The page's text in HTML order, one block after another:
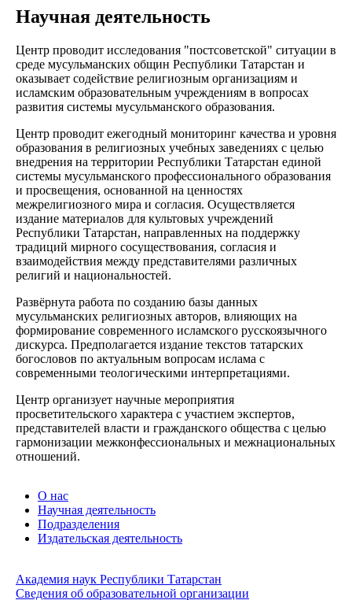
Научная деятельность
Центр проводит исследования "постсоветской" ситуации в
среде мусульманских общин Республики Татарстан и
оказывает содействие религиозным организациям и
исламским образовательным учреждениям в вопросах
развития системы мусульманского образования.
Центр проводит ежегодный мониторинг качества и уровня
образования в религиозных учебных заведениях с целью
внедрения на территории Республики Татарстан единой
системы мусульманского профессионального образования
и просвещения, основанной на ценностях
межрелигиозного мира и согласия. Осуществляется
издание материалов для культовых учреждений
Республики Татарстан, направленных на поддержку
традиций мирного сосуществования, согласия и
взаимодействия между представителями различных
религий и национальностей.
Развёрнута работа по созданию базы данных
мусульманских религиозных авторов, влияющих на
формирование современного исламского русскоязычного
дискурса. Предполагается издание текстов татарских
богословов по актуальным вопросам ислама с
современными теологическими интерпретациями.
Центр организует научные мероприятия
просветительского характера с участием экспертов,
представителей власти и гражданского общества с целью
гармонизации межконфессиональных и межнациональных
отношений.
О нас
Научная деятельность
Подразделения
Издательская деятельность
Академия наук Республики Татарстан
Сведения об образовательной организации